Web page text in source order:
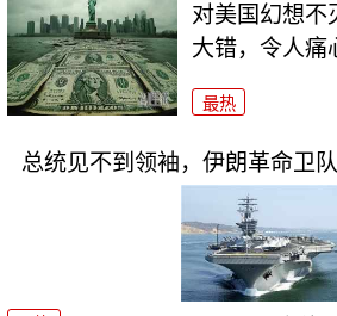
对美国幻想不
大错，令人痛
最热
总统见不到领袖，伊朗革命卫